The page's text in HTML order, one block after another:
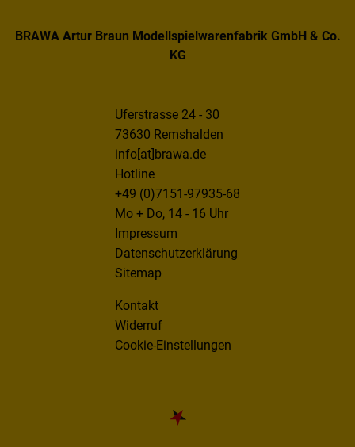
BRAWA Artur Braun Modellspielwarenfabrik GmbH & Co.
KG
Uferstrasse 24 - 30
73630 Remshalden
info[at]brawa.de
Hotline
+49 (0)7151-97935-68
Mo + Do, 14 - 16 Uhr
Impressum
Datenschutzerklärung
Sitemap
Kontakt
Widerruf
Cookie-Einstellungen